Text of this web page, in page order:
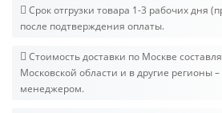
Срок отгрузки товара 1-3 рабочих дня
после подтверждения оплаты.
Стоимость доставки по Москве
Московской области и в другие регионы
менеджером.